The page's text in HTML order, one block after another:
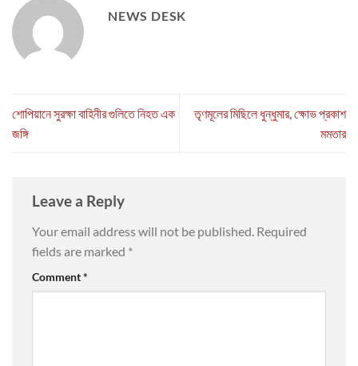
NEWS DESK
শোপিয়ানে সুরক্ষা বাহিনীর গুলিতে নিহত এক
জঙ্গি
তৃণমূলের মিছিলে ধুন্ধুমার, ক্ষোভ প্রকাশ
মমতার
Leave a Reply
Your email address will not be published. Required
fields are marked *
Comment*